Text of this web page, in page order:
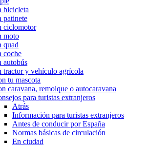
bicicleta
patinete
ciclomotor
moto
quad
coche
autobús
tractor y vehículo agrícola
tu mascota
caravana, remolque o autocaravana
para turistas extranjeros
Atrás
Información para turistas extranjeros
Antes de conducir por España
Normas básicas de circulación
En ciudad